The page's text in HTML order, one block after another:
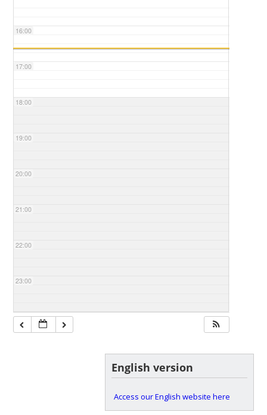
16:00
17:00
18:00
19:00
20:00
21:00
22:00
23:00
English version
Access our English website here